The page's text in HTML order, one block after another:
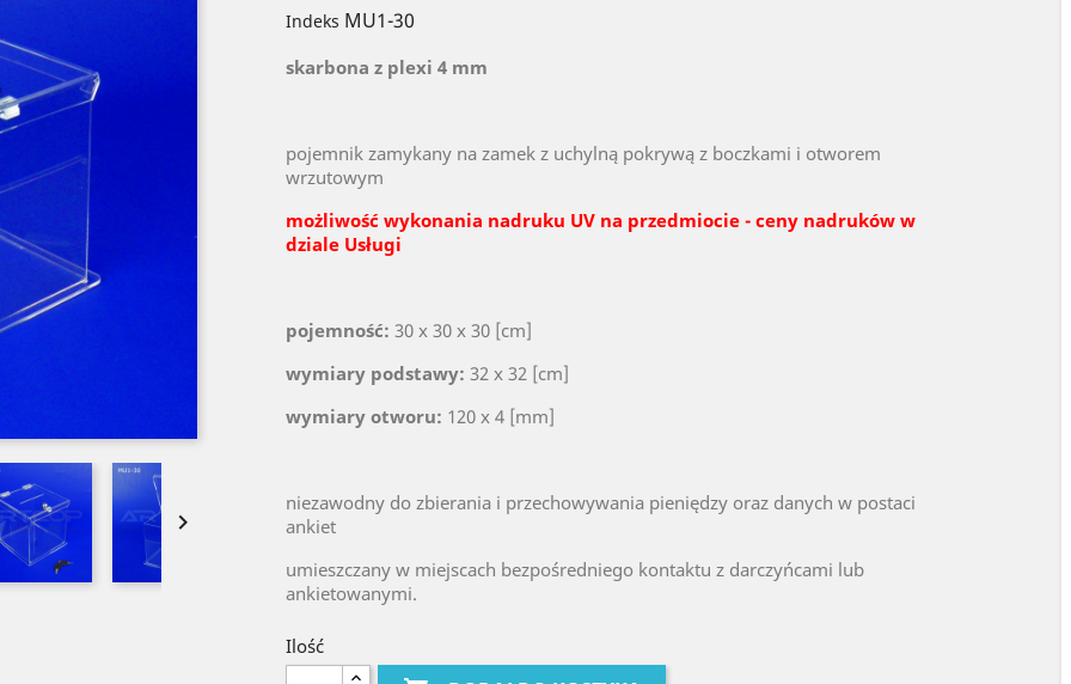

Indeks MU1-30
skarbona z plexi 4 mm
pojemnik zamykany na zamek z uchylną pokrywą z boczkami i otworem
wrzutowym
możliwość wykonania nadruku UV na przedmiocie - ceny nadruków w
dziale Usługi
pojemność: 30 x 30 x 30 [cm]
wymiary podstawy: 32 x 32 [cm]
wymiary otworu: 120 x 4 [mm]
niezawodny do zbierania i przechowywania pieniędzy oraz danych w postaci
ankiet
umieszczany w miejscach bezpośredniego kontaktu z darczyńcami lub
ankietowanymi.
Ilość